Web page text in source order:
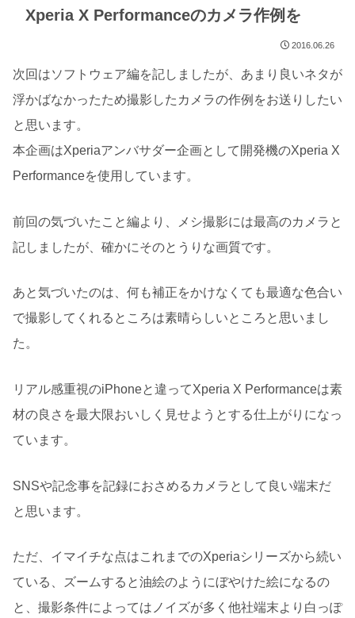
Xperia X Performanceのカメラ作例を
2016.06.26
次回はソフトウェア編を記しましたが、あまり良いネタが
浮かばなかったため撮影したカメラの作例をお送りしたい
と思います。
本企画はXperiaアンバサダー企画として開発機のXperia X
Performanceを使用しています。
前回の気づいたこと編より、メシ撮影には最高のカメラと
記しましたが、確かにそのとうりな画質です。
あと気づいたのは、何も補正をかけなくても最適な色合い
で撮影してくれるところは素晴らしいところと思いまし
た。
リアル感重視のiPhoneと違ってXperia X Performanceは素
材の良さを最大限おいしく見せようとする仕上がりになっ
ています。
SNSや記念事を記録におさめるカメラとして良い端末だ
と思います。
ただ、イマイチな点はこれまでのXperiaシリーズから続い
ている、ズームすると油絵のようにぼやけた絵になるの
と、撮影条件によってはノイズが多く他社端末より白っぽ